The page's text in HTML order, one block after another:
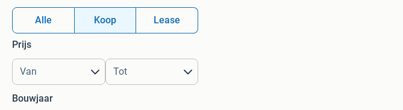
Alle Koop Lease
Prijs
Bouwjaar